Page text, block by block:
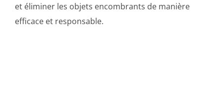
et éliminer les objets encombrants de manière
efficace et responsable.